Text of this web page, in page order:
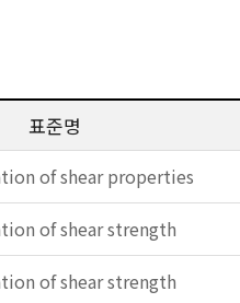
표준명
of shear properties
of shear strength
of shear strength